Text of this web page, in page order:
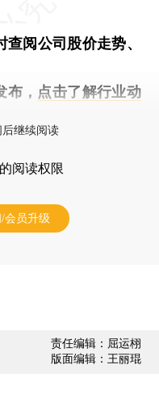
查阅公司股价走势、
， 点击了解行业动
后继续阅读
阅读权限
会员升级
责任编辑：屈运栩
版面编辑：王丽琨